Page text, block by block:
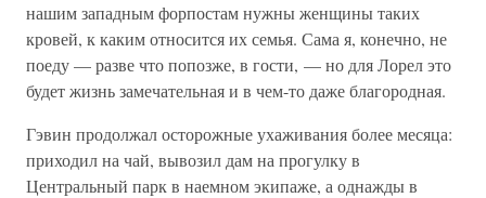
нашим западным форпостам нужны женщины таких
кровей, к каким относится их семья. Сама я, конечно, не
поеду — разве что попозже, в гости, — но для Лорел это
будет жизнь замечательная и в чем-то даже благородная.
Гэвин продолжал осторожные ухаживания более месяца:
приходил на чай, вывозил дам на прогулку в
Центральный парк в наемном экипаже, а однажды в